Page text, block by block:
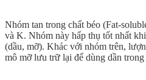
Nhóm tan trong chất béo (Fat-
và K. Nhóm này hấp thụ tốt nhất
(dầu, mỡ). Khác với nhóm trên,
mô mỡ lưu trữ lại để dùng dần